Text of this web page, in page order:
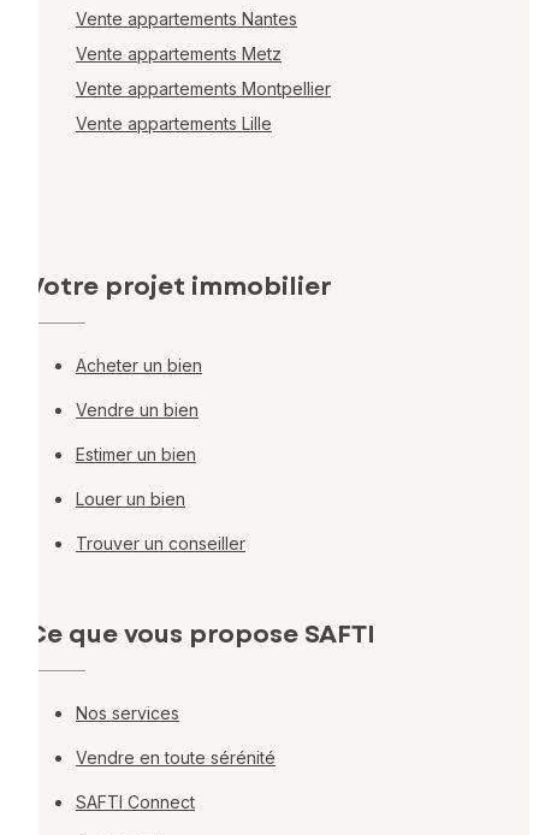
Vente appartements Nantes
Vente appartements Metz
Vente appartements Montpellier
Vente appartements Lille
Votre projet immobilier
Acheter un bien
Vendre un bien
Estimer un bien
Louer un bien
Trouver un conseiller
Ce que vous propose SAFTI
Nos services
Vendre en toute sérénité
SAFTI Connect